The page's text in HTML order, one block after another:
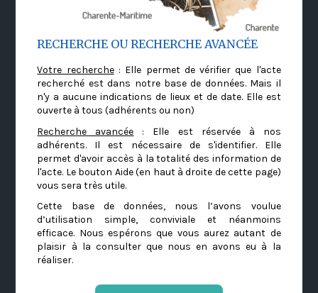
RECHERCHE OU RECHERCHE AVANCÉE
Votre recherche: Elle permet de vérifier que l'acte
recherché est dans notre base de données. Mais il
n'y a aucune indications de lieux et de date. Elle est
ouverte à tous (adhérents ou non)
Recherche avancée : Elle est réservée à nos
adhérents. Il est nécessaire de s'identifier. Elle
permet d'avoir accès à la totalité des information de
l'acte. Le bouton Aide (en haut à droite de cette page)
vous sera très utile.
Cette base de données, nous l’avons voulue
d’utilisation simple, conviviale et néanmoins
efficace. Nous espérons que vous aurez autant de
plaisir à la consulter que nous en avons eu à la
réaliser.